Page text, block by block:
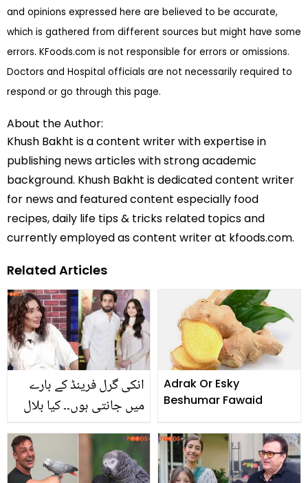
and opinions expressed here are believed to be accurate,
which is gathered from different sources but might have some
errors. KFoods.com is not responsible for errors or omissions.
Doctors and Hospital officials are not necessarily required to
respond or go through this page.
About the Author:
Khush Bakht is a content writer with expertise in
publishing news articles with strong academic
background. Khush Bakht is dedicated content writer
for news and featured content especially food
recipes, daily life tips & tricks related topics and
currently employed as content writer at kfoods.com.
Related Articles
انکی گرل فرینڈ کے بارے
میں جانتی ہوں۔۔ کیا بلال
رہے ہیں؟ مائرہ خان کا
انکشاف
Adrak Or Esky
Beshumar Fawaid